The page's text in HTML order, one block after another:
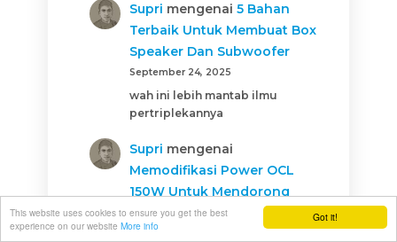
Got it!
This website uses cookies to ensure you get the best
experience on our website More info
Supri mengenai5 Bahan
Terbaik Untuk Membuat Box
Speaker Dan Subwoofer
September 24, 2025
wah ini lebih mantab ilmu
pertriplekannya
Supri mengenai
Memodifikasi Power OCL
150W Untuk Mendorong
Subwoofer
September 24, 2025